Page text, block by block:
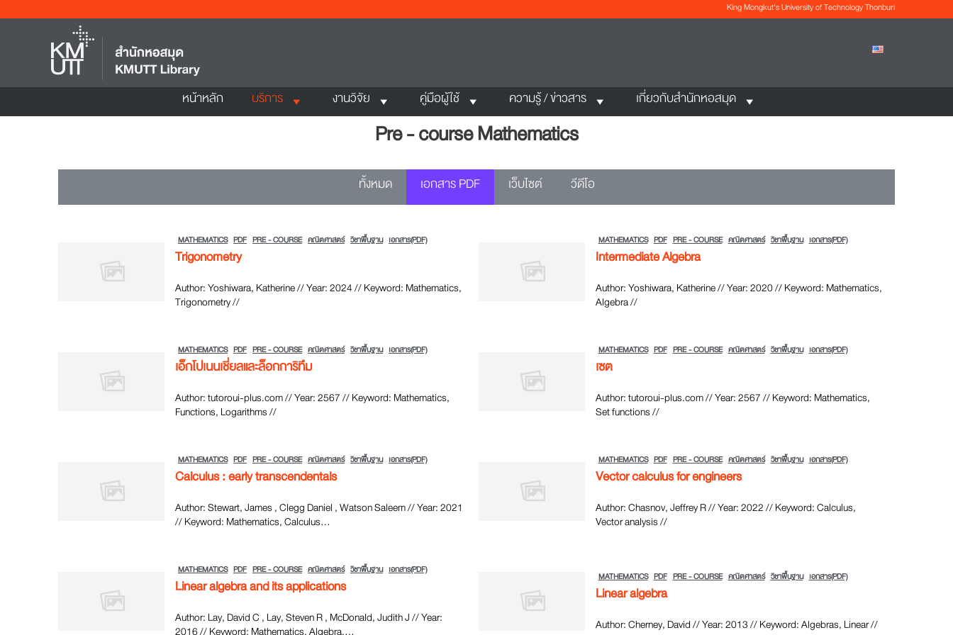
King Mongkut's University of Technology Thonburi
หน้าหลัก บริการ งานวิจัย คู่มือผู้ใช้ ความรู้ / ข่าวสาร เกี่ยวกับสำนักหอสมุด
Pre - course Mathematics
ทั้งหมด เอกสาร PDF เว็บไซต์ วีดีโอ
MATHEMATICS PDF PRE - COURSE คณิตศาสตร์ วิชาพื้นฐาน เอกสาร(PDF)
Trigonometry
Author: Yoshiwara, Katherine // Year: 2024 // Keyword: Mathematics,
Trigonometry //
MATHEMATICS PDF PRE - COURSE คณิตศาสตร์ วิชาพื้นฐาน เอกสาร(PDF)
Intermediate Algebra
Author: Yoshiwara, Katherine // Year: 2020 // Keyword: Mathematics,
Algebra //
MATHEMATICS PDF PRE - COURSE คณิตศาสตร์ วิชาพื้นฐาน เอกสาร(PDF)
เอ็กโปเนนเชี่ยลและล็อกการิทึม
Author: tutoroui-plus.com // Year: 2567 // Keyword: Mathematics,
Functions, Logarithms //
MATHEMATICS PDF PRE - COURSE คณิตศาสตร์ วิชาพื้นฐาน เอกสาร(PDF)
เซต
Author: tutoroui-plus.com // Year: 2567 // Keyword: Mathematics,
Set functions //
MATHEMATICS PDF PRE - COURSE คณิตศาสตร์ วิชาพื้นฐาน เอกสาร(PDF)
Calculus : early transcendentals
Author: Stewart, James , Clegg Daniel , Watson Saleem // Year: 2021
// Keyword: Mathematics, Calculus...
MATHEMATICS PDF PRE - COURSE คณิตศาสตร์ วิชาพื้นฐาน เอกสาร(PDF)
Vector calculus for engineers
Author: Chasnov, Jeffrey R // Year: 2022 // Keyword: Calculus,
Vector analysis //
MATHEMATICS PDF PRE - COURSE คณิตศาสตร์ วิชาพื้นฐาน เอกสาร(PDF)
Linear algebra and its applications
Author: Lay, David C , Lay, Steven R , McDonald, Judith J // Year:
MATHEMATICS PDF PRE - COURSE คณิตศาสตร์ วิชาพื้นฐาน เอกสาร(PDF)
Linear algebra
Author: Cherney, David // Year: 2013 // Keyword: Algebras, Linear //